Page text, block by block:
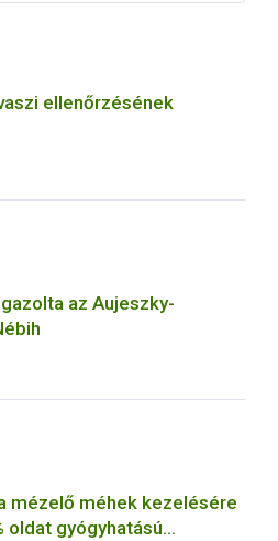
ellenőrzésének
az Aujeszky-
mézelő méhek kezelésére
oldat gyógyhatású